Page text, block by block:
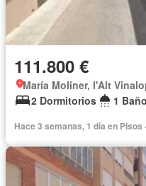
111.800 €
María Moliner, l'Alt
2 Dormitorios
1 Baño
Hace 3 semanas, 1 día en Pisos